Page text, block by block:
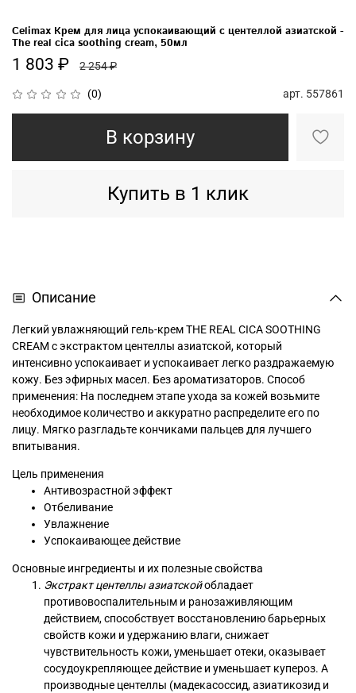
(0) арт. 557861
Celimax Крем для лица успокаивающий с центеллой азиатской -
The real cica soothing cream, 50мл
1 803 ₽ 2 254 ₽
В корзину
Купить в 1 клик
Описание
Легкий увлажняющий гель-крем THE REAL CICA SOOTHING
CREAM с экстрактом центеллы азиатской, который
интенсивно успокаивает и успокаивает легко раздражаемую
кожу. Без эфирных масел. Без ароматизаторов. Способ
применения: На последнем этапе ухода за кожей возьмите
необходимое количество и аккуратно распределите его по
лицу. Мягко разгладьте кончиками пальцев для лучшего
впитывания.
Цель применения
Антивозрастной эффект
Отбеливание
Увлажнение
Успокаивающее действие
Основные ингредиенты и их полезные свойства
Экстракт центеллы азиатскойобладает
противовоспалительным и ранозаживляющим
действием, способствует восстановлению барьерных
свойств кожи и удержанию влаги, снижает
чувствительность кожи, уменьшает отеки, оказывает
сосудоукрепляющее действие и уменьшает купероз. А
производные центеллы (мадекасоссид, азиатикозид и